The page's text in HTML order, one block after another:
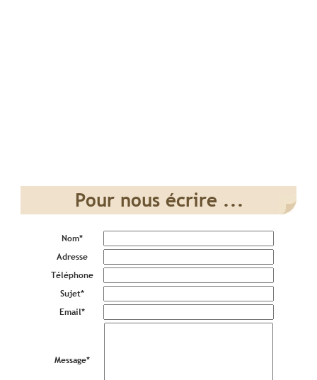
Pour nous écrire ...
Nom*
Adresse
Téléphone
Sujet*
Email*
Message*